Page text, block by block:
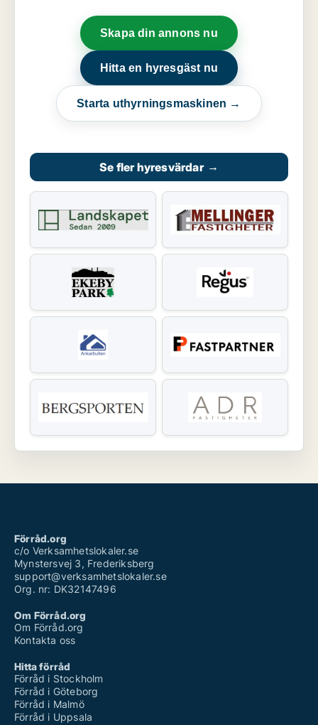
Skapa din annons nu
Hitta en hyresgäst nu
Starta uthyrningsmaskinen →
Se fler hyresvärdar →
Förråd.org
c/o Verksamhetslokaler.se
Mynstersvej 3, Frederiksberg
support@verksamhetslokaler.se
Org. nr: DK32147496
Om Förråd.org
Om Förråd.org
Kontakta oss
Hitta förråd
Förråd i Stockholm
Förråd i Göteborg
Förråd i Malmö
Förråd i Uppsala